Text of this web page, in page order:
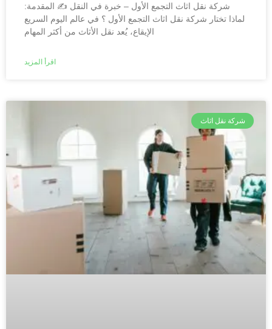
شركة نقل اثاث التجمع الأول – خبرة في النقل ✍️ المقدمة:
لماذا تختار شركة نقل اثاث التجمع الأول ؟ في عالم اليوم السريع
الإيقاع، يُعد نقل الأثاث من أكثر المهام
اقرأ المزيد
شركة نقل اثاث